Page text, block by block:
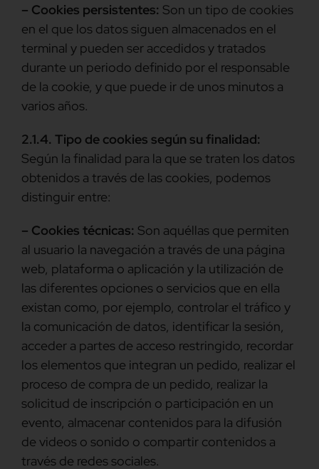
– Cookies persistentes: Son un tipo de cookies
en el que los datos siguen almacenados en el
terminal y pueden ser accedidos y tratados
durante un periodo definido por el responsable
de la cookie, y que puede ir de unos minutos a
varios años.
2.1.4. Tipo de cookies según su finalidad:
Según la finalidad para la que se traten los datos
obtenidos a través de las cookies, podemos
distinguir entre:
– Cookies técnicas: Son aquéllas que permiten
al usuario la navegación a través de una página
web, plataforma o aplicación y la utilización de
las diferentes opciones o servicios que en ella
existan como, por ejemplo, controlar el tráfico y
la comunicación de datos, identificar la sesión,
acceder a partes de acceso restringido, recordar
los elementos que integran un pedido, realizar el
proceso de compra de un pedido, realizar la
solicitud de inscripción o participación en un
evento, almacenar contenidos para la difusión
de videos o sonido o compartir contenidos a
través de redes sociales.